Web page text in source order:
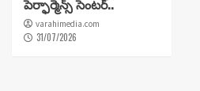
పెర్ఫార్మెన్స్ సెంటర్..
varahimedia.com
31/07/2026